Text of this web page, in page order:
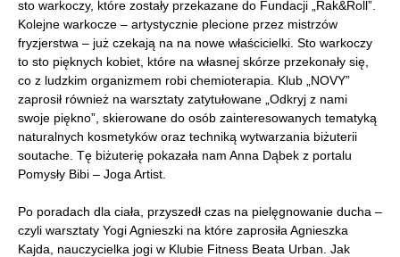
sto warkoczy, które zostały przekazane do Fundacji „Rak&Roll”.
Kolejne warkocze – artystycznie plecione przez mistrzów
fryzjerstwa – już czekają na na nowe właścicielki. Sto warkoczy
to sto pięknych kobiet, które na własnej skórze przekonały się,
co z ludzkim organizmem robi chemioterapia. Klub „NOVY”
zaprosił również na warsztaty zatytułowane „Odkryj z nami
swoje piękno”, skierowane do osób zainteresowanych tematyką
naturalnych kosmetyków oraz techniką wytwarzania biżuterii
soutache. Tę biżuterię pokazała nam Anna Dąbek z portalu
Pomysły Bibi – Joga Artist.
Po poradach dla ciała, przyszedł czas na pielęgnowanie ducha –
czyli warsztaty Yogi Agnieszki na które zaprosiła Agnieszka
Kajda, nauczycielka jogi w Klubie Fitness Beata Urban. Jak